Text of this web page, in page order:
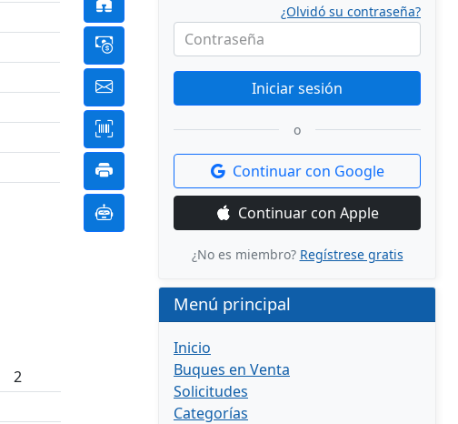
2
Contraseña
¿Olvidó su contraseña?
Iniciar sesión
o
Continuar con Google
Continuar con Apple
¿No es miembro? Regístrese gratis
Menú principal
Inicio
Buques en Venta
Solicitudes
Categorías